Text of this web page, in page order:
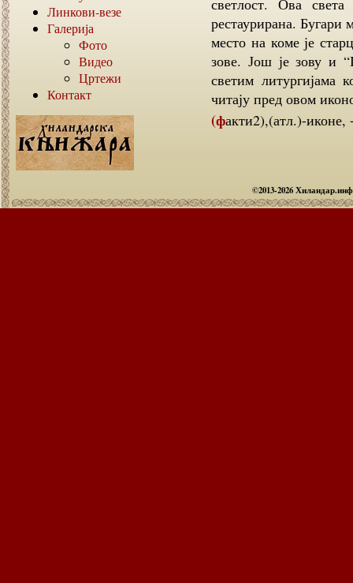
Линкови-везе
Галерија
Фото
Видео
Цртежи
Контакт
светлост. Ова
рестаурирана. Бугари
место на коме је
зове. Још је зову и
светим литургијама
читају пред овом
(факти2),(атл.)-
©2013-2026